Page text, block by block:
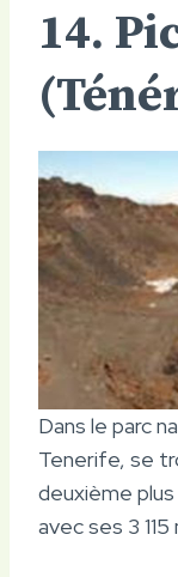
14.
Dans le parc
Tenerife, se
deuxième
avec ses 3